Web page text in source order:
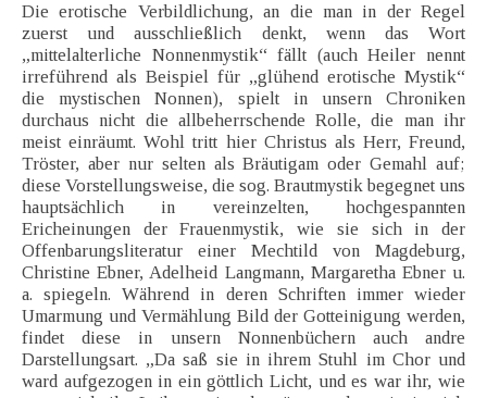
Die erotische Verbildlichung, an die man in der Regel
zuerst und ausschließlich denkt, wenn das Wort
„mittelalterliche Nonnenmystik“ fällt (auch Heiler nennt
irreführend als Beispiel für „glühend erotische Mystik“
die mystischen Nonnen), spielt in unsern Chroniken
durchaus nicht die allbeherrschende Rolle, die man ihr
meist einräumt. Wohl tritt hier Christus als Herr, Freund,
Tröster, aber nur selten als Bräutigam oder Gemahl auf;
diese Vorstellungsweise, die sog. Brautmystik begegnet uns
hauptsächlich in vereinzelten, hochgespannten
Ericheinungen der Frauenmystik, wie sie sich in der
Offenbarungsliteratur einer Mechtild von Magdeburg,
Christine Ebner, Adelheid Langmann, Margaretha Ebner u.
a. spiegeln. Während in deren Schriften immer wieder
Umarmung und Vermählung Bild der Gotteinigung werden,
findet diese in unsern Nonnenbüchern auch andre
Darstellungsart. „Da saß sie in ihrem Stuhl im Chor und
ward aufgezogen in ein göttlich Licht, und es war ihr, wie